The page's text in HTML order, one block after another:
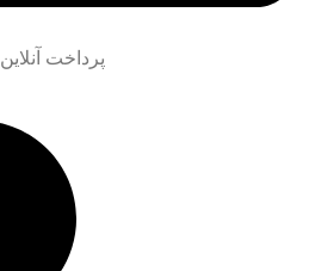
پرداخت آنلاین